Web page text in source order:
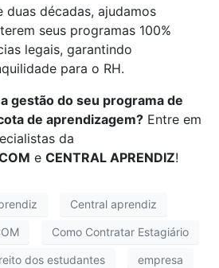
duas décadas, ajudamos
seus programas 100%
legais, garantindo
para o RH.
gestão do seu programa de
de aprendizagem? Entre em
da
e CENTRAL APRENDIZ!
Central aprendiz
Como Contratar Estagiário
dos estudantes empresa